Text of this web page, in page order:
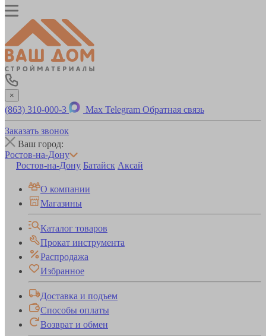
×
(863) 310-000-3 Max Telegram Обратная связь
Заказать звонок
Ваш город:
Ростов-на-Дону
Ростов-на-Дону Батайск Аксай
О компании
Магазины
Каталог товаров
Прокат инструмента
Распродажа
Избранное
Доставка и подъем
Способы оплаты
Возврат и обмен